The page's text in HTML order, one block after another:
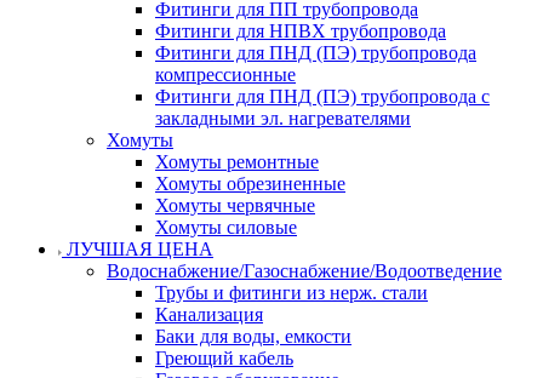
Фитинги для ПП трубопровода
Фитинги для НПВХ трубопровода
Фитинги для ПНД (ПЭ) трубопровода
компрессионные
Фитинги для ПНД (ПЭ) трубопровода с
закладными эл. нагревателями
Хомуты
Хомуты ремонтные
Хомуты обрезиненные
Хомуты червячные
Хомуты силовые
ЛУЧШАЯ ЦЕНА
Водоснабжение/Газоснабжение/Водоотведение
Трубы и фитинги из нерж. стали
Канализация
Баки для воды, емкости
Греющий кабель